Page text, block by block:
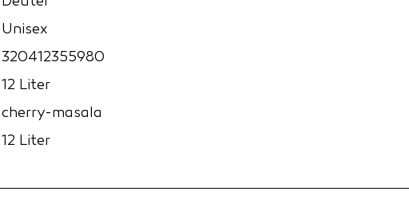
Unisex
320412355980
12 Liter
cherry-masala
12 Liter